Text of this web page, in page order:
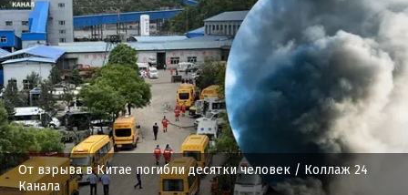
От взрыва в Китае погибли десятки человек / Коллаж 24
Канала